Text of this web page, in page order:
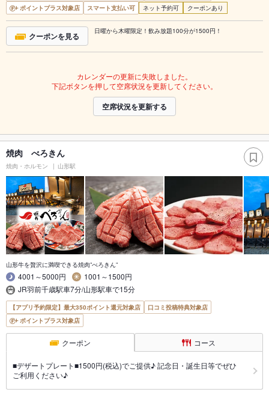
ポイントプラス対象店
スマート支払い可 ネット予約可 クーポンあり
クーポンを見る 日曜から木曜限定！飲み放題100分が1500円！
カレンダーの更新に失敗しました。
下記ボタンを押して空席状況を更新してください。
空席状況を更新する
焼肉 べろきん
焼肉・ホルモン 山形駅
山形牛を贅沢に満喫できる焼肉”べろきん”
4001～5000円
1001～1500円
JR羽前千歳駅車7分/山形駅車で15分
【アプリ予約限定】最大350ポイント還元対象店
口コミ投稿特典対象店
ポイントプラス対象店
クーポン コース
■デザートプレート■1500円(税込)でご提供♪ 記念日・誕生日等でぜひ
ご利用ください♪